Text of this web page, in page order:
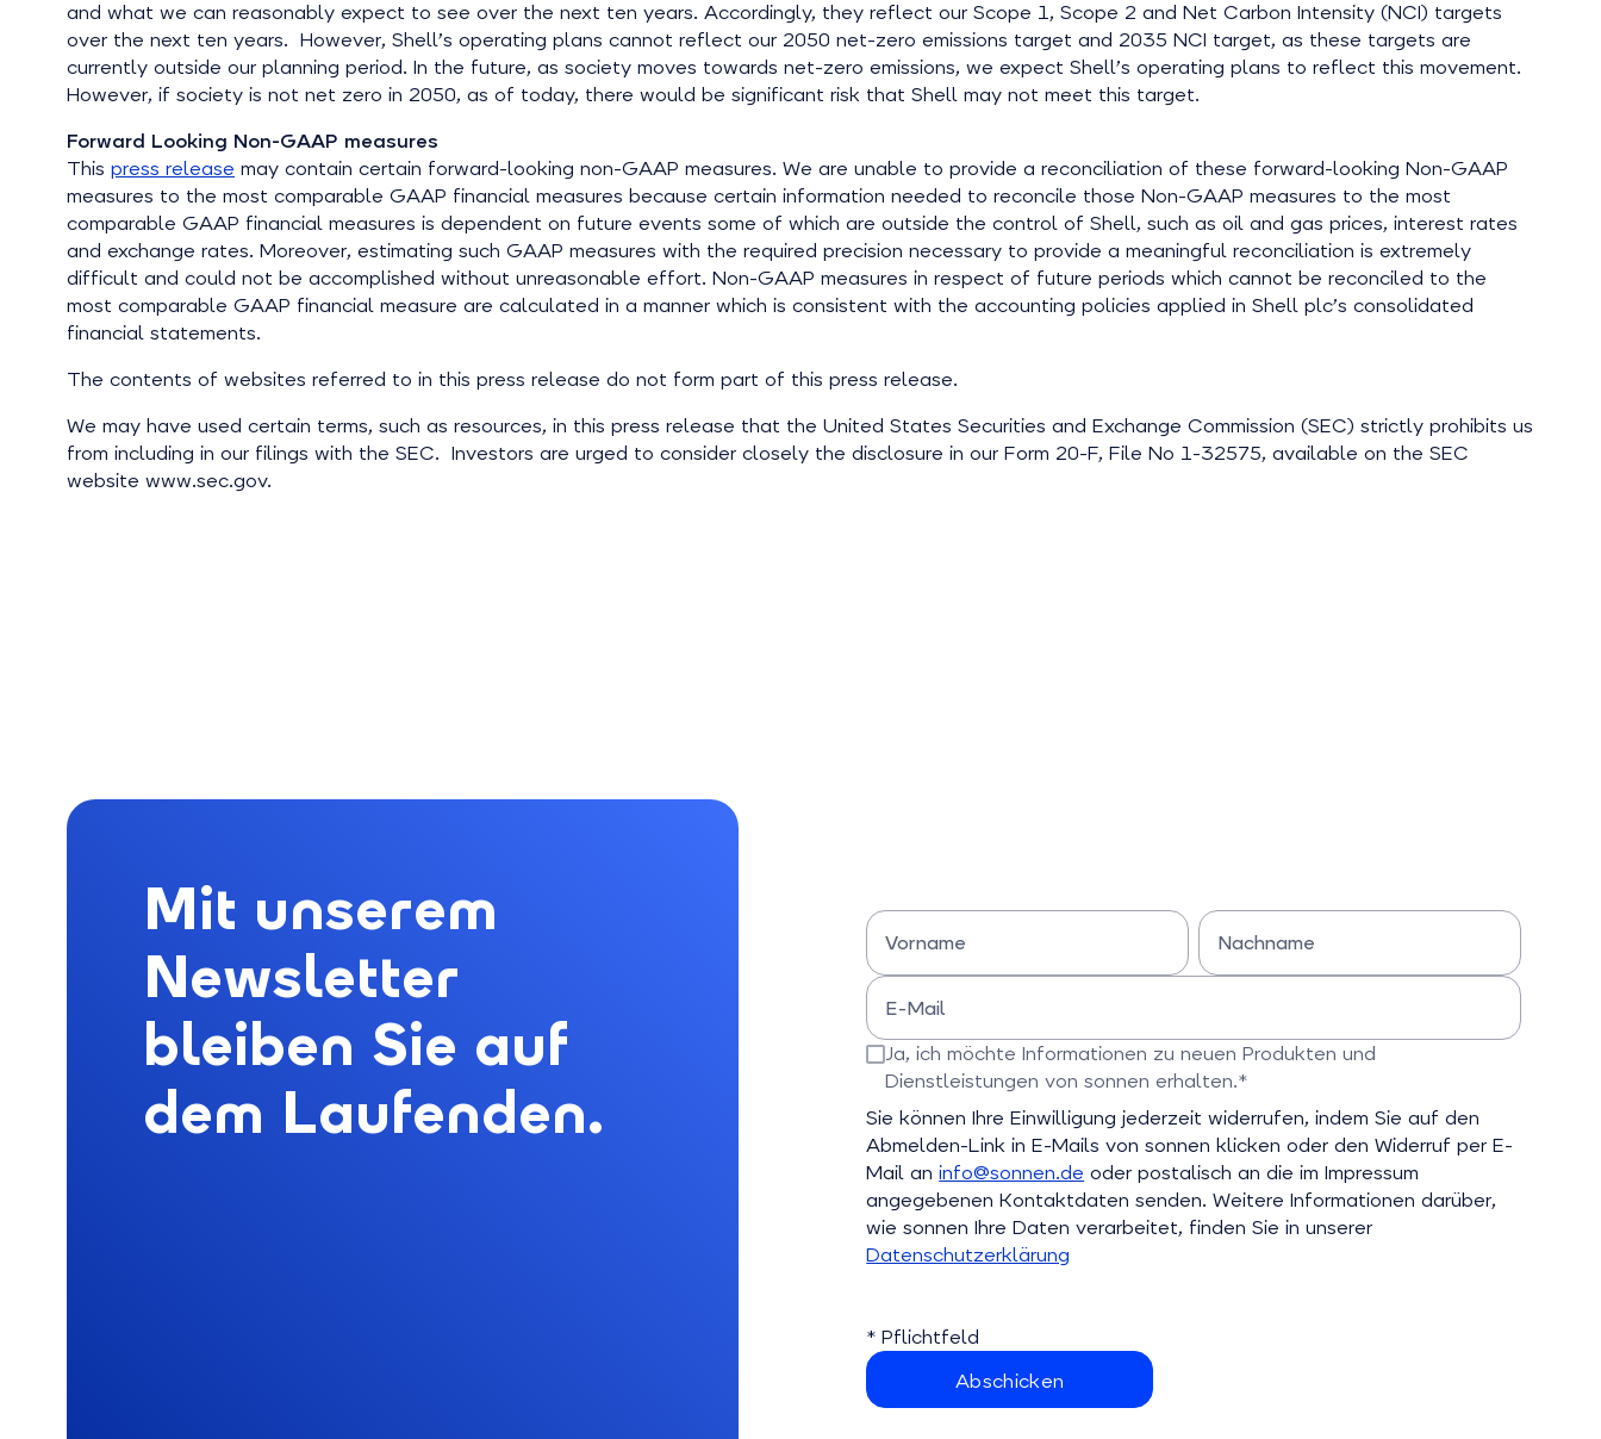
and what we can reasonably expect to see over the next ten years. Accordingly, they reflect our Scope 1, Scope 2 and Net Carbon Intensity (NCI) targets
over the next ten years. However, Shell’s operating plans cannot reflect our 2050 net-zero emissions target and 2035 NCI target, as these targets are
currently outside our planning period. In the future, as society moves towards net-zero emissions, we expect Shell’s operating plans to reflect this movement.
However, if society is not net zero in 2050, as of today, there would be significant risk that Shell may not meet this target.
Forward Looking Non-GAAP measures
This press release may contain certain forward-looking non-GAAP measures. We are unable to provide a reconciliation of these forward-looking Non-GAAP
measures to the most comparable GAAP financial measures because certain information needed to reconcile those Non-GAAP measures to the most
comparable GAAP financial measures is dependent on future events some of which are outside the control of Shell, such as oil and gas prices, interest rates
and exchange rates. Moreover, estimating such GAAP measures with the required precision necessary to provide a meaningful reconciliation is extremely
difficult and could not be accomplished without unreasonable effort. Non-GAAP measures in respect of future periods which cannot be reconciled to the
most comparable GAAP financial measure are calculated in a manner which is consistent with the accounting policies applied in Shell plc’s consolidated
financial statements.
The contents of websites referred to in this press release do not form part of this press release.
We may have used certain terms, such as resources, in this press release that the United States Securities and Exchange Commission (SEC) strictly prohibits us
from including in our filings with the SEC. Investors are urged to consider closely the disclosure in our Form 20-F, File No 1-32575, available on the SEC
website www.sec.gov.
Mit unserem
Newsletter
bleiben Sie auf
dem Laufenden.
Vorname
Bitte Vornamen eingeben
Nachname
E-Mail
Bitte E-Mail-Adresse eingeben
Ja, ich möchte Informationen zu neuen Produkten und
Dienstleistungen von sonnen erhalten.*
Bitte bestätigen Sie dieses Feld
Sie können Ihre Einwilligung jederzeit widerrufen, indem Sie auf den
Abmelden-Link in E-Mails von sonnen klicken oder den Widerruf per E-
Mail aninfo@sonnen.de oder postalisch an die im Impressum
angegebenen Kontaktdaten senden. Weitere Informationen darüber,
wie sonnen Ihre Daten verarbeitet, finden Sie in unserer
Datenschutzerklärung
* Pflichtfeld